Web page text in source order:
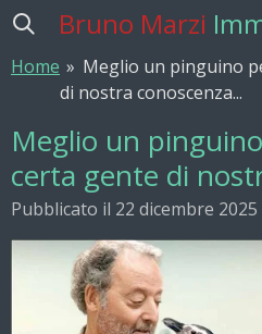
Vai
contenuto
principale
Bruno Marzi
Home » Meglio un pinguino
di nostra conoscenza...
Meglio un
certa gente di
Pubblicato il 22 dicembre